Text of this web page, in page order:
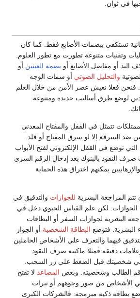
في ثوان.
تستكفي ببصمات الأصابع فقط. كما كان
وتقنيات متنوعة تطورت مع تطور العلوم.
اليد أو مفاصل الأصابع أو بصمة العينين أو
والتحليل الصوتي أو سمات الوجه
فنحن فعلا نعيش عصر الأمن من خلال العلم
لوضع طرق أساليب جديدة ومتنوعة
تتمثل في القفل والمفتاح المعدني
ضد السرقة إلا لو سرق المفتاح أو قلد.
توضع في القفل الإلكتروني لفتح الأبواب
صرف النقود بالبنوك بعد إدخال الرقم السري
يمكنهم اختراق هذه الحماية
المراجعة البشرية للجوازات والتدقيق في
الجوازات. لكن علم القياس الحيوي دخل في
البشرية لجوازات السفر أو البطاقات
البشرية. فتوضع البطاقة الشخصية أو الجواز
فيهما والتعرف علي الأشخاص الحاملين
دقيقة.فمثلا ماكينة صرف النقود
شخصيتك قبل الضغط علي زر السحب.
الطالب وشخصيته. وبعض المصاعد لا تفتح
علي الأشخاص من صور وجوههم أو نبرات
بطاقة ذكية مبرمجة. فالشركات الكبرى